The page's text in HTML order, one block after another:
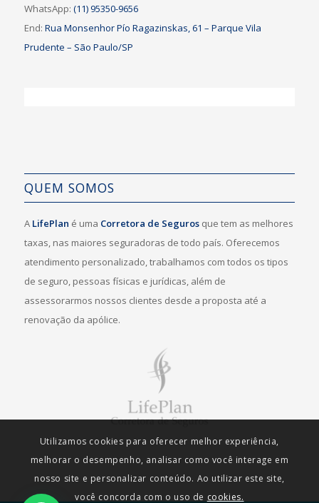
WhatsApp: (11) 95350-9656
End: Rua Monsenhor Pío Ragazinskas, 61 – Parque Vila
Prudente – São Paulo/SP
QUEM SOMOS
A LifePlan é uma Corretora de Segurosque tem as melhores
taxas, nas maiores seguradoras de todo país. Oferecemos
atendimento personalizado, trabalhamos com todos os tipos
de seguro, pessoas físicas e jurídicas, além de
assessorarmos nossos clientes desde a proposta até a
renovação da apólice.
Utilizamos cookies para oferecer melhor experiência,
melhorar o desempenho, analisar como você interage em
nosso site e personalizar conteúdo. Ao utilizar este site,
você concorda com o uso de cookies.